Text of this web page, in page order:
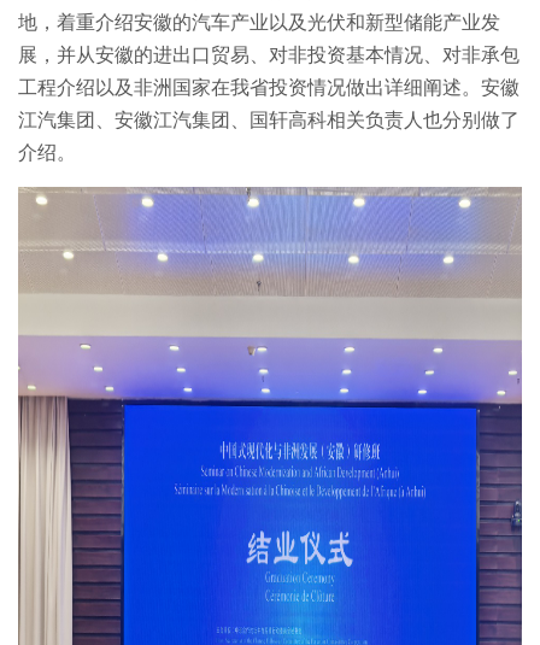
地，着重介绍安徽的汽车产业以及光伏和新型储能产业发
展，并从安徽的进出口贸易、对非投资基本情况、对非承包
工程介绍以及非洲国家在我省投资情况做出详细阐述。安徽
江汽集团、安徽江汽集团、国轩高科相关负责人也分别做了
介绍。